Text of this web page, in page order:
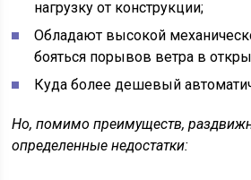
нагрузку от конструкции;
Обладают высокой
бояться порывов ветра в
Куда более дешевый
Но, помимо преимуществ,
определенные недостатки: